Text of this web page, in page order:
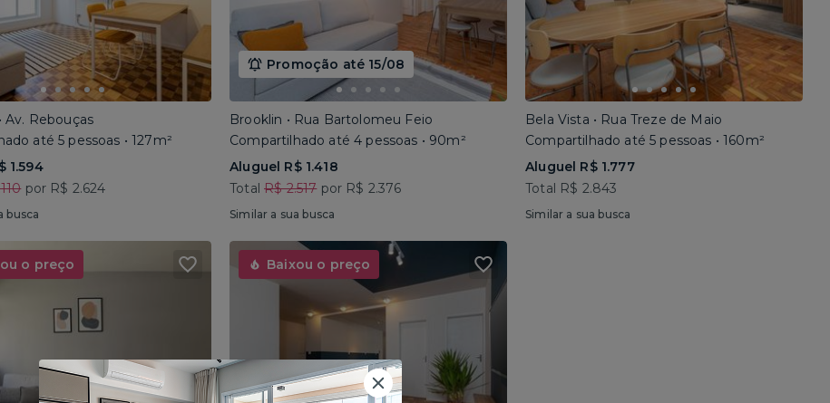
Av. Rebouças
até 5 pessoas • 127m²
1.594
por R$ 2.624
busca
Promoção até 15/08
Brooklin • Rua Bartolomeu Feio
Compartilhado até 4 pessoas • 90m²
Aluguel R$ 1.418
TotalR$ 2.517por R$ 2.376
Similar a sua busca
Bela Vista • Rua Treze de Maio
Compartilhado até 5 pessoas • 160m²
Aluguel R$ 1.777
Total R$ 2.843
Similar a sua busca
o preço Baixou o preço